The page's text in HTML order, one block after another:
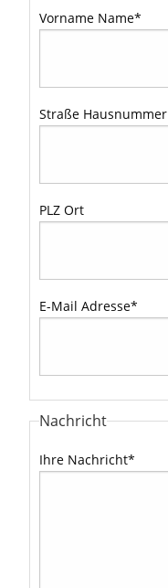
Vorname Name*
Straße Hausnummer
PLZ Ort
E-Mail Adresse*
Nachricht
Ihre Nachricht*